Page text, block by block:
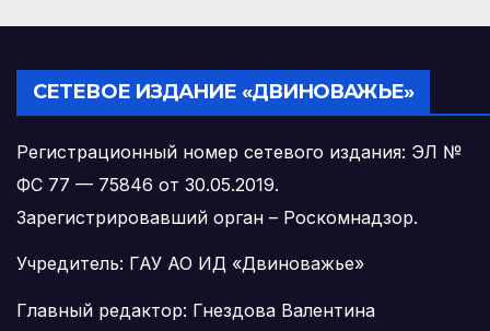
СЕТЕВОЕ ИЗДАНИЕ «ДВИНОВАЖЬЕ»
Регистрационный номер сетевого издания: ЭЛ №
ФС 77 — 75846 от 30.05.2019.
Зарегистрировавший орган – Роскомнадзор.
Учредитель: ГАУ АО ИД «Двиноважье»
Главный редактор: Гнездова Валентина